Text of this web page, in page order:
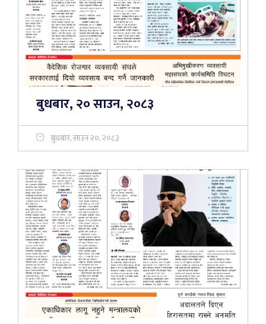
बुधबार, २० साउन, २०८३
बुधबार, साउन २०, २०८३